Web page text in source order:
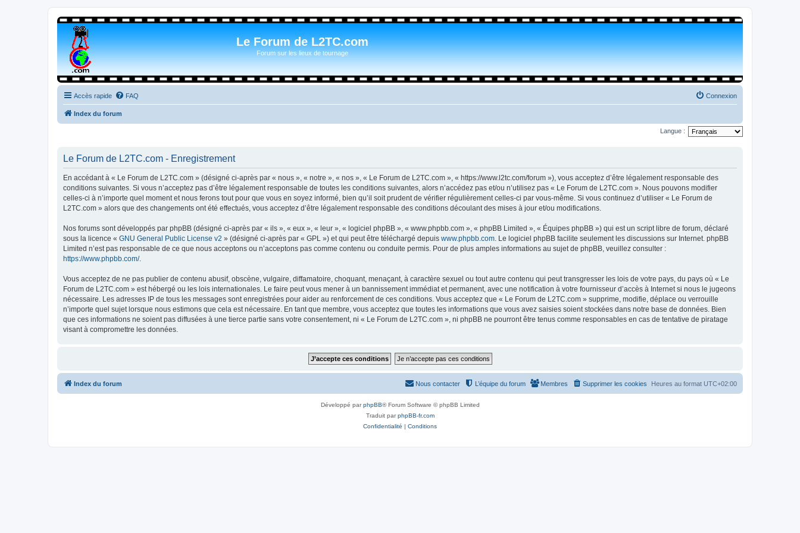
Le Forum de L2TC.com
Forum sur les lieux de tournage
Accès rapide FAQ Connexion
Index du forum
Langue :
Le Forum de L2TC.com - Enregistrement
En accédant à « Le Forum de L2TC.com » (désigné ci-après par « nous », « notre », « nos », « Le Forum de L2TC.com », « https://www.l2tc.com/forum »), vous acceptez d’être légalement responsable des
conditions suivantes. Si vous n’acceptez pas d’être légalement responsable de toutes les conditions suivantes, alors n’accédez pas et/ou n’utilisez pas « Le Forum de L2TC.com ». Nous pouvons modifier
celles-ci à n’importe quel moment et nous ferons tout pour que vous en soyez informé, bien qu’il soit prudent de vérifier régulièrement celles-ci par vous-même. Si vous continuez d’utiliser « Le Forum de
L2TC.com » alors que des changements ont été effectués, vous acceptez d’être légalement responsable des conditions découlant des mises à jour et/ou modifications.
Nos forums sont développés par phpBB (désigné ci-après par « ils », « eux », « leur », « logiciel phpBB », « www.phpbb.com », « phpBB Limited », « Équipes phpBB ») qui est un script libre de forum, déclaré
sous la licence « GNU General Public License v2 » (désigné ci-après par « GPL ») et qui peut être téléchargé depuis www.phpbb.com . Le logiciel phpBB facilite seulement les discussions sur Internet. phpBB
Limited n’est pas responsable de ce que nous acceptons ou n’acceptons pas comme contenu ou conduite permis. Pour de plus amples informations au sujet de phpBB, veuillez consulter :
https://www.phpbb.com/.
Vous acceptez de ne pas publier de contenu abusif, obscène, vulgaire, diffamatoire, choquant, menaçant, à caractère sexuel ou tout autre contenu qui peut transgresser les lois de votre pays, du pays où « Le
Forum de L2TC.com » est hébergé ou les lois internationales. Le faire peut vous mener à un bannissement immédiat et permanent, avec une notification à votre fournisseur d’accès à Internet si nous le jugeons
nécessaire. Les adresses IP de tous les messages sont enregistrées pour aider au renforcement de ces conditions. Vous acceptez que « Le Forum de L2TC.com » supprime, modifie, déplace ou verrouille
n’importe quel sujet lorsque nous estimons que cela est nécessaire. En tant que membre, vous acceptez que toutes les informations que vous avez saisies soient stockées dans notre base de données. Bien
que ces informations ne soient pas diffusées à une tierce partie sans votre consentement, ni « Le Forum de L2TC.com », ni phpBB ne pourront être tenus comme responsables en cas de tentative de piratage
visant à compromettre les données.
Index du forum Heures au format UTC+02:00
Supprimer les cookies
Membres
L’équipe du forum
Nous contacter
Développé parphpBB® Forum Software © phpBB Limited
Traduit parphpBB-fr.com
Confidentialité | Conditions